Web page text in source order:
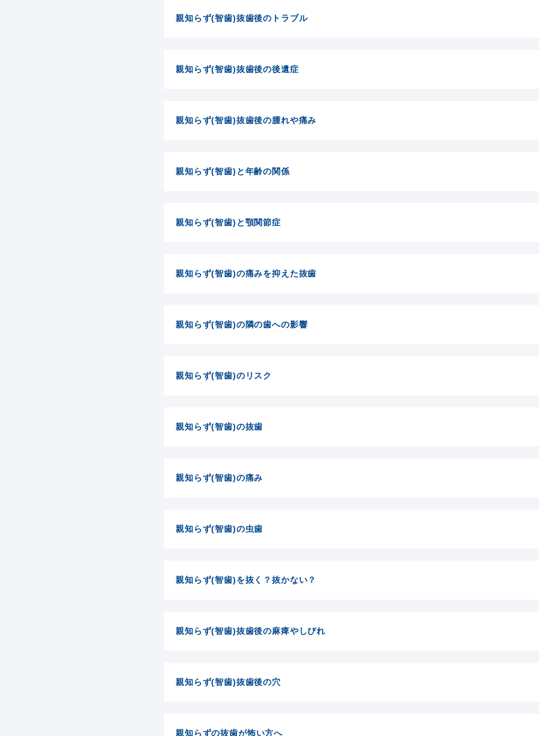
親知らず(智歯)抜歯後のトラブル
親知らず(智歯)抜歯後の後遺症
親知らず(智歯)抜歯後の腫れや痛み
親知らず(智歯)と年齢の関係
親知らず(智歯)と顎関節症
親知らず(智歯)の痛みを抑えた抜歯
親知らず(智歯)の隣の歯への影響
親知らず(智歯)のリスク
親知らず(智歯)の抜歯
親知らず(智歯)の痛み
親知らず(智歯)の虫歯
親知らず(智歯)を抜く？抜かない？
親知らず(智歯)抜歯後の麻痺やしびれ
親知らず(智歯)抜歯後の穴
親知らずの抜歯が怖い方へ